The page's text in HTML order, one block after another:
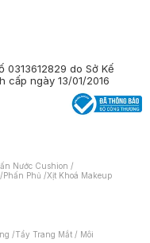
do Sở Kế
cấp ngày 13/01/2016
Nước Cushion /
/Phấn Phủ /Xịt Khoá Makeup
/Tẩy Trang Mắt / Môi